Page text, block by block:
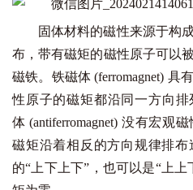
固体材料的磁性来源于构
布，带有磁矩的磁性原子可以
磁铁。铁磁体 (ferromagnet) 具
性原子的磁矩都沿同一方向
体 (antiferromagnet) 没有宏观
磁矩沿着相反的方向规律排
的“上下上下”，也可以是“上